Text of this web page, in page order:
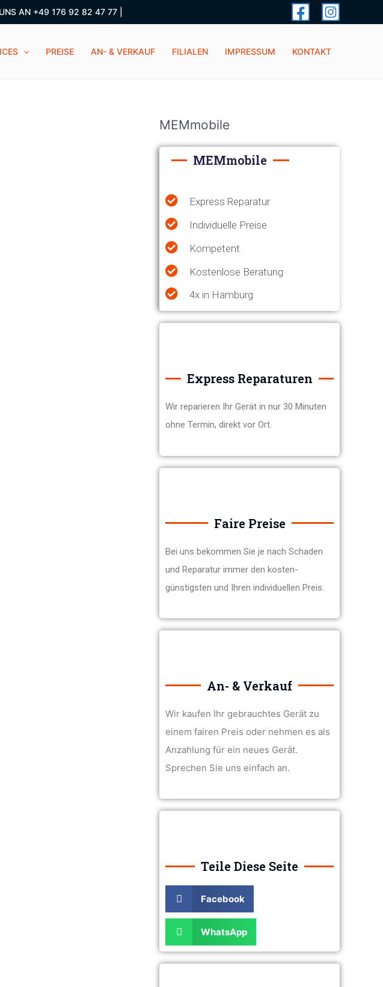
UNS AN +49 176 92 82 47 77 |
PREISE AN- & VERKAUF FILIALEN IMPRESSUM KONTAKT
MEMmobile
MEMmobile
Express Reparatur
Individuelle Preise
Kompetent
Kostenlose Beratung
4x in Hamburg
Express Reparaturen
Wir reparieren Ihr Gerät in nur 30 Minuten
ohne Termin, direkt vor Ort.
Faire Preise
Bei uns bekommen Sie je nach Schaden
und Reparatur immer den kosten-
günstigsten und Ihren individuellen Preis.
An- & Verkauf
Wir kaufen Ihr gebrauchtes Gerät zu
einem fairen Preis oder nehmen es als
Anzahlung für ein neues Gerät.
Sprechen Sie uns einfach an.
Teile Diese Seite
Facebook
WhatsApp